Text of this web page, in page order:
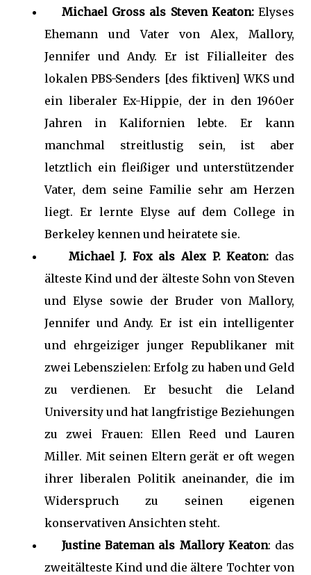
Michael Gross als Steven Keaton:Elyses
Ehemann und Vater von Alex, Mallory,
Jennifer und Andy. Er ist Filialleiter des
lokalen PBS-Senders [des fiktiven] WKS und
ein liberaler Ex-Hippie, der in den 1960er
Jahren in Kalifornien lebte. Er kann
manchmal streitlustig sein, ist aber
letztlich ein fleißiger und unterstützender
Vater, dem seine Familie sehr am Herzen
liegt. Er lernte Elyse auf dem College in
Berkeley kennen und heiratete sie.
Michael J. Fox als Alex P. Keaton: das
älteste Kind und der älteste Sohn von Steven
und Elyse sowie der Bruder von Mallory,
Jennifer und Andy. Er ist ein intelligenter
und ehrgeiziger junger Republikaner mit
zwei Lebenszielen: Erfolg zu haben und Geld
zu verdienen. Er besucht die Leland
University und hat langfristige Beziehungen
zu zwei Frauen: Ellen Reed und Lauren
Miller. Mit seinen Eltern gerät er oft wegen
ihrer liberalen Politik aneinander, die im
Widerspruch zu seinen eigenen
konservativen Ansichten steht.
Justine Bateman als Mallory Keaton: das
zweitälteste Kind und die ältere Tochter von